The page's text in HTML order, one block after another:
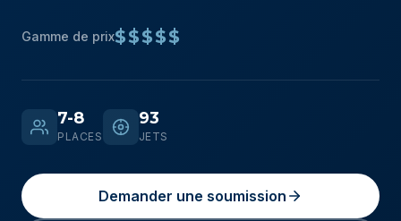
Gamme de prix$$$$$
7-8
PLACES
93
JETS
Demander une soumission